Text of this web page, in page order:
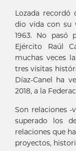
Lozada recordó
dio vida con su
1963. No pasó
Ejército Raúl
muchas veces
tres visitas
Díaz-Canel ha
2018, a la
Son relaciones -
superado los
relaciones que
proyectos,